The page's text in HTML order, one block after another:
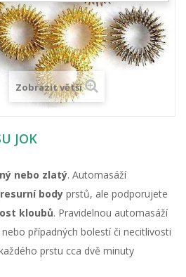
Zobrazit větší
JOK
nebo zlatý. Automasáží
body prstů, ale podporujete
kloubů. Pravidelnou automasáží
případných bolestí či necitlivosti
prstu cca dvě minuty